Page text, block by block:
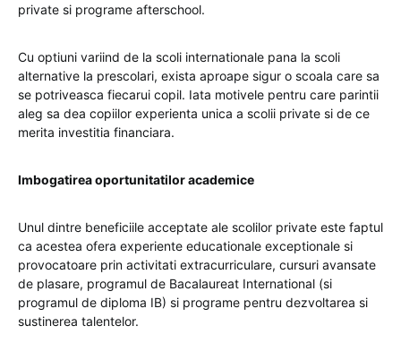
private si programe afterschool.
Cu optiuni variind de la scoli internationale pana la scoli
alternative la prescolari, exista aproape sigur o scoala care sa
se potriveasca fiecarui copil. Iata motivele pentru care parintii
aleg sa dea copiilor experienta unica a scolii private si de ce
merita investitia financiara.
Imbogatirea oportunitatilor academice
Unul dintre beneficiile acceptate ale scolilor private este faptul
ca acestea ofera experiente educationale exceptionale si
provocatoare prin activitati extracurriculare, cursuri avansate
de plasare, programul de Bacalaureat International (si
programul de diploma IB) si programe pentru dezvoltarea si
sustinerea talentelor.